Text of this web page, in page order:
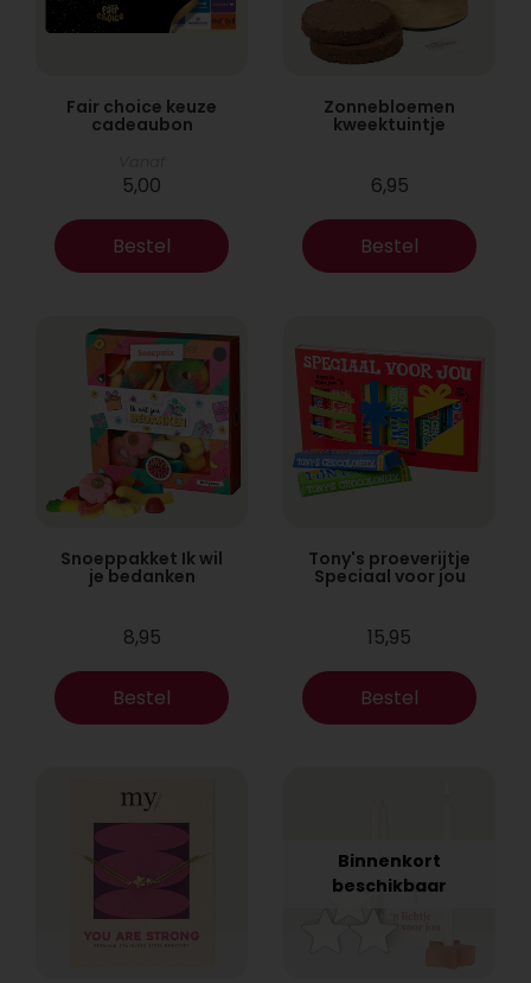
Fair choice keuze
cadeaubon
5,00
Bestel
Zonnebloemen
kweektuintje
6,95
Bestel
Snoeppakket Ik wil
je bedanken
8,95
Bestel
Tony's proeverijtje
Speciaal voor jou
15,95
Bestel
Binnenkort
beschikbaar